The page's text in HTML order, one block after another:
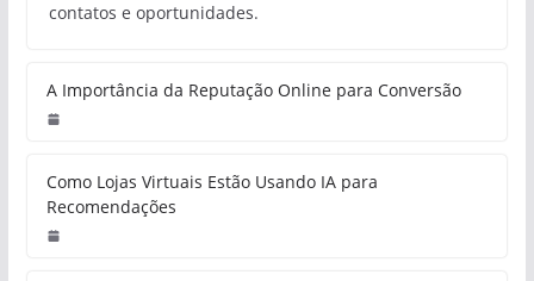
contatos e oportunidades.
A Importância da Reputação Online para Conversão
Como Lojas Virtuais Estão Usando IA para
Recomendações